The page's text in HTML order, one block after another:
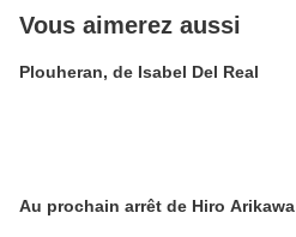
Vous aimerez aussi
Plouheran, de Isabel Del Real
Au prochain arrêt de Hiro Arikawa